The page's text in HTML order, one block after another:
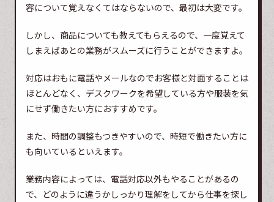
容について覚えなくてはならないので、最初は大変です。
しかし、商品についても教えてもらえるので、一度覚えて
しまえばあとの業務がスムーズに行うことができますよ。
対応はおもに電話やメールなのでお客様と対面することは
ほとんどなく、デスクワークを希望している方や服装を気
にせず働きたい方におすすめです。
また、時間の調整もつきやすいので、時短で働きたい方に
も向いているといえます。
業務内容によっては、電話対応以外もやることがあるの
で、どのように違うかしっかり理解をしてから仕事を探し